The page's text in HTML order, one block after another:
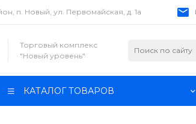
п. Новый, ул. Первомайская, д. 1а
Торговый комплекс
"Новый уровень"
КАТАЛОГ ТОВАРОВ